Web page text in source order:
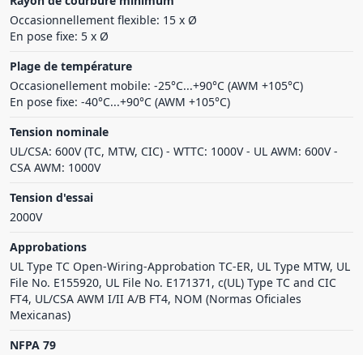
Occasionnellement flexible: 15 x Ø
En pose fixe: 5 x Ø
Plage de température
Occasionellement mobile: -25°C...+90°C (AWM +105°C)
En pose fixe: -40°C...+90°C (AWM +105°C)
Tension nominale
UL/CSA: 600V (TC, MTW, CIC) - WTTC: 1000V - UL AWM: 600V -
CSA AWM: 1000V
Tension d'essai
2000V
Approbations
UL Type TC Open-Wiring-Approbation TC-ER, UL Type MTW, UL
File No. E155920, UL File No. E171371, c(UL) Type TC and CIC
FT4, UL/CSA AWM I/II A/B FT4, NOM (Normas Oficiales
Mexicanas)
NFPA 79